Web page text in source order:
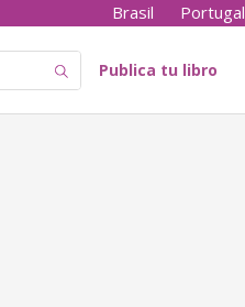
Brasil Portugal
Publica tu libro